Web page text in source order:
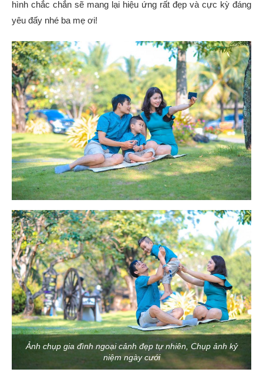
hình chắc chắn sẽ mang lại hiệu ứng rất đẹp và cực kỳ đáng
yêu đấy nhé ba mẹ ơi!
Ảnh chụp gia đình ngoại cảnh đẹp tự nhiên, Chụp ảnh kỷ
niệm ngày cưới